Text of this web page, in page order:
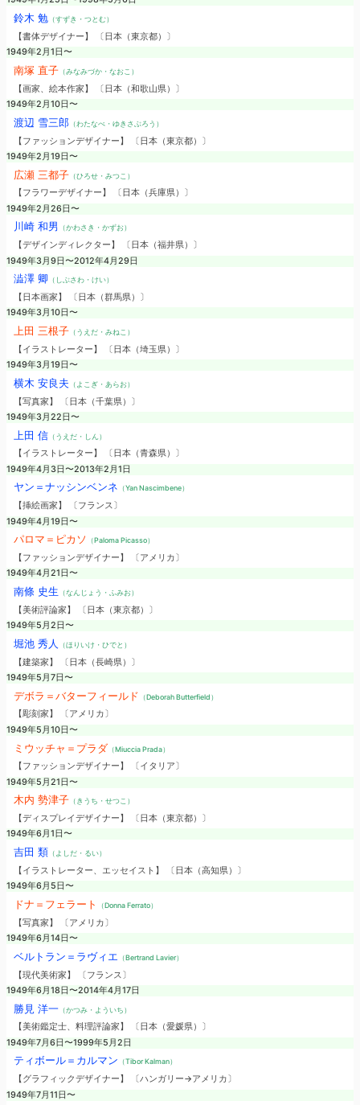
鈴木 勉（すずき・つとむ）
【書体デザイナー】 〔日本（東京都）〕
1949年2月1日〜
南塚 直子（みなみづか・なおこ）
【画家、絵本作家】 〔日本（和歌山県）〕
1949年2月10日〜
渡辺 雪三郎（わたなべ・ゆきさぶろう）
【ファッションデザイナー】 〔日本（東京都）〕
1949年2月19日〜
広瀬 三都子（ひろせ・みつこ）
【フラワーデザイナー】 〔日本（兵庫県）〕
1949年2月26日〜
川崎 和男 （かわさき・かずお）
【デザインディレクター】 〔日本（福井県）〕
1949年3月9日〜2012年4月29日
澁澤 卿 （しぶさわ・けい）
【日本画家】 〔日本（群馬県）〕
1949年3月10日〜
上田 三根子（うえだ・みねこ）
【イラストレーター】 〔日本（埼玉県）〕
1949年3月19日〜
横木 安良夫 （よこぎ・あらお）
【写真家】 〔日本（千葉県）〕
1949年3月22日〜
上田 信（うえだ・しん）
【イラストレーター】 〔日本（青森県）〕
1949年4月3日〜2013年2月1日
ヤン＝ナッシンベンネ （Yan Nascimbene）
【挿絵画家】 〔フランス〕
1949年4月19日〜
パロマ＝ピカソ （Paloma Picasso）
【ファッションデザイナー】 〔アメリカ〕
1949年4月21日〜
南條 史生 （なんじょう・ふみお）
【美術評論家】 〔日本（東京都）〕
1949年5月2日〜
堀池 秀人 （ほりいけ・ひでと）
【建築家】 〔日本（長崎県）〕
1949年5月7日〜
デボラ＝バターフィールド （Deborah Butterfield）
【彫刻家】 〔アメリカ〕
1949年5月10日〜
ミウッチャ＝プラダ （Miuccia Prada）
【ファッションデザイナー】 〔イタリア〕
1949年5月21日〜
木内 勢津子（きうち・せつこ）
【ディスプレイデザイナー】 〔日本（東京都）〕
1949年6月1日〜
吉田 類 （よしだ・るい）
【イラストレーター、エッセイスト】 〔日本（高知県）〕
1949年6月5日〜
ドナ＝フェラート （Donna Ferrato）
【写真家】 〔アメリカ〕
1949年6月14日〜
ベルトラン＝ラヴィエ （Bertrand Lavier）
【現代美術家】 〔フランス〕
1949年6月18日〜2014年4月17日
勝見 洋一（かつみ・よういち）
【美術鑑定士、料理評論家】 〔日本（愛媛県）〕
1949年7月6日〜1999年5月2日
ティボール＝カルマン （Tibor Kalman）
【グラフィックデザイナー】 〔ハンガリー→アメリカ〕
1949年7月11日〜